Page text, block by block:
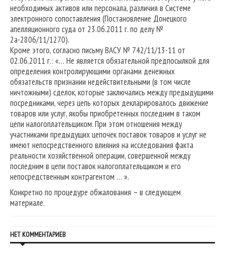
необходимых активов или персонала, различия в Системе
электронного сопоставления (Постановление Донецкого
апелляционного суда от 23.06.2011 г. по делу №
2а-2806/11/1270).
Кроме этого, согласно письму ВАСУ № 742/11/13-11 от
02.06.2011 г.: «… Не является обязательной предпосылкой для
определения контролирующими органами денежных
обязательств признании недействительными (в том числе
ничтожными) сделок, которые заключались между предыдущими
посредниками, через цепь которых декларировалось движение
товаров или услуг, якобы приобретенных последним в таком
цепи налогоплательщиком. При этом отношения между
участниками предыдущих цепочек поставок товаров и услуг не
имеют непосредственного влияния на исследования факта
реальности хозяйственной операции, совершенной между
последним в цепи поставок налогоплательщиком и его
непосредственным контрагентом … ».
Конкретно по процедуре обжалования – в следующем
материале.
НЕТ КОММЕНТАРИЕВ